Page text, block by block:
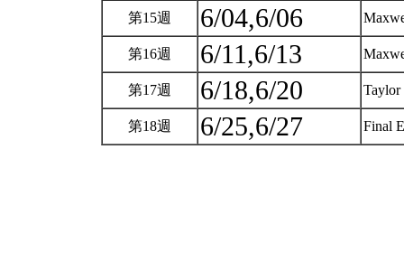
第15週 6/04,6/06
第16週 6/11,6/13
第17週 6/18,6/20
第18週 6/25,6/27 Final